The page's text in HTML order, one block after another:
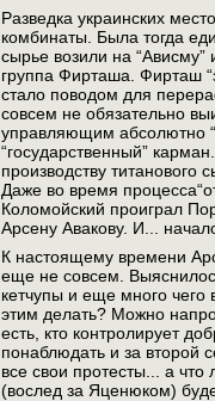
Разведка украинских
комбинаты. Была тогда
сырье возили на
группа Фирташа. Фирташ
стало поводом для
совсем не обязательно
управляющим абсолютно
“государственный”
производству титанового
Даже во время
Коломойский проиграл
Арсену Авакову. И...
К настоящему времени
еще не совсем.
кетчупы и еще много чего
этим делать? Можно
есть, кто контролирует
понаблюдать и за второй
все свои протесты... а
(вослед за Яценюком)